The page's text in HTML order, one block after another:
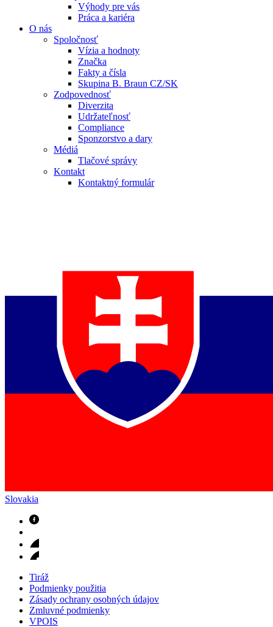
Výhody pre vás
Práca a kariéra
O nás
Spoločnosť
Vízia a hodnoty
Značka
Fakty a čísla
Skupina B. Braun CZ/SK
Zodpovednosť
Diverzita
Udržateľnosť
Compliance
Sponzorstvo a dary
Médiá
Tlačové správy
Kontakt
Kontaktný formulár
Slovakia
Tiráž
Podmienky použitia
Zásady ochrany osobných údajov
Zmluvné podmienky
VPOIS